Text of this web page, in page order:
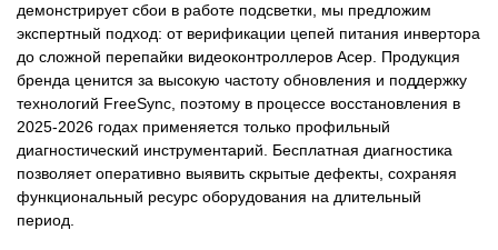
демонстрирует сбои в работе подсветки, мы предложим
экспертный подход: от верификации цепей питания инвертора
до сложной перепайки видеоконтроллеров Асер. Продукция
бренда ценится за высокую частоту обновления и поддержку
технологий FreeSync, поэтому в процессе восстановления в
2025-2026 годах применяется только профильный
диагностический инструментарий. Бесплатная диагностика
позволяет оперативно выявить скрытые дефекты, сохраняя
функциональный ресурс оборудования на длительный
период.